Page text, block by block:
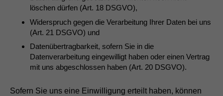
löschen dürfen (Art. 18 DSGVO),
Widerspruch gegen die Verarbeitung Ihrer Daten bei uns
(Art. 21 DSGVO) und
Datenübertragbarkeit, sofern Sie in die
Datenverarbeitung eingewilligt haben oder einen Vertrag
mit uns abgeschlossen haben (Art. 20 DSGVO).
Sofern Sie uns eine Einwilligung erteilt haben, können